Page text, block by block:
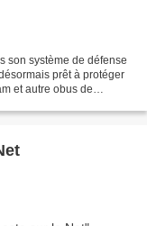
son système de défense
prêt à protéger
et autre obus de